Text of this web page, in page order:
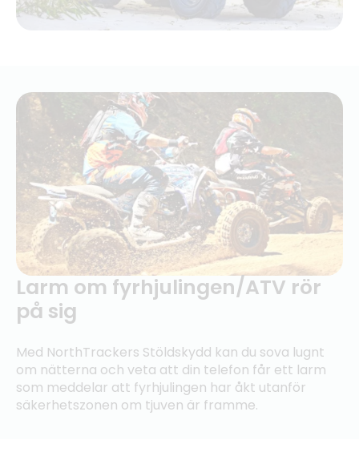
Larm om fyrhjulingen/ATV rör
på sig
Med NorthTrackers Stöldskydd kan du sova lugnt
om nätterna och veta att din telefon får ett larm
som meddelar att fyrhjulingen har åkt utanför
säkerhetszonen om tjuven är framme.